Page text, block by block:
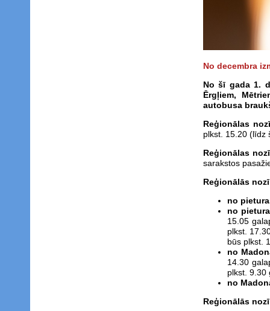
No decembra
No šī gada 1.
Ērgļiem,
autobusa
Reģionālas
plkst. 15.20 (līdz
Reģionālas
sarakstos
Reģionālās
no
no
15.05
plkst.
būs plkst.
no
14.30
plkst. 9.30
no
Reģionālās